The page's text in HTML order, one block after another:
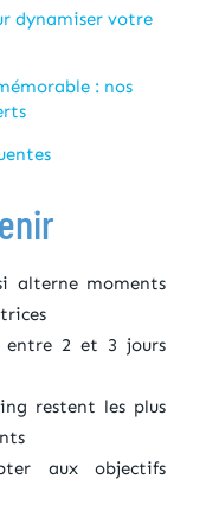
dynamiser votre
: nos
alterne moments
entre 2 et 3 jours
restent les plus
aux objectifs